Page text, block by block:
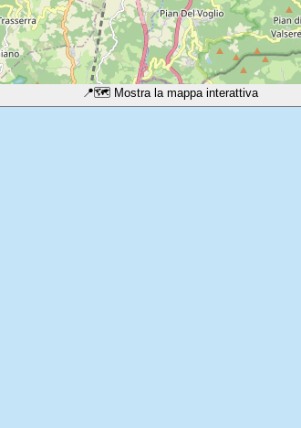
📍🗺️ Mostra la mappa interattiva